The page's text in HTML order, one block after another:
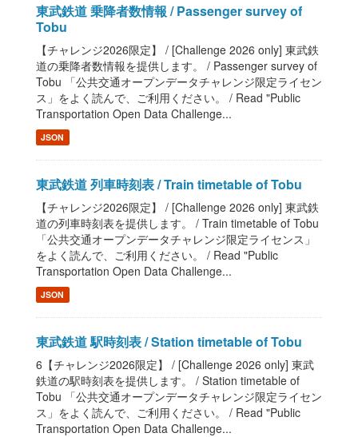
東武鉄道 乗降者数情報 / Passenger survey of
Tobu
【チャレンジ2026限定】 / [Challenge 2026 only] 東武鉄
道の乗降者数情報を提供します。 / Passenger survey of
Tobu 「公共交通オープンデータチャレンジ限定ライセン
ス」をよく読んで、ご利用ください。 / Read "Public
Transportation Open Data Challenge...
JSON
東武鉄道 列車時刻表 / Train timetable of Tobu
【チャレンジ2026限定】 / [Challenge 2026 only] 東武鉄
道の列車時刻表を提供します。 / Train timetable of Tobu
「公共交通オープンデータチャレンジ限定ライセンス」
をよく読んで、ご利用ください。 / Read "Public
Transportation Open Data Challenge...
JSON
東武鉄道 駅時刻表 / Station timetable of Tobu
6【チャレンジ2026限定】 / [Challenge 2026 only] 東武
鉄道の駅時刻表を提供します。 / Station timetable of
Tobu 「公共交通オープンデータチャレンジ限定ライセン
ス」をよく読んで、ご利用ください。 / Read "Public
Transportation Open Data Challenge...